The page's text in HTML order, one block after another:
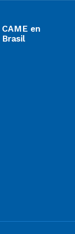
CAME en
Brasil